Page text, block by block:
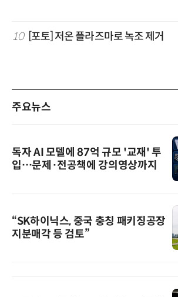
10 [포토] 저온 플라즈마로 녹조 제거
주요뉴스
독자 AI 모델에 87억 규모 '교재' 투
입…문제·전공책에 강의영상까지
“SK하이닉스, 중국 충칭 패키징공장
지분매각 등 검토”